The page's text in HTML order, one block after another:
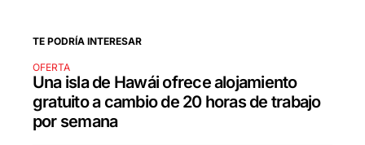
TE PODRÍA INTERESAR
OFERTA
Una isla de Hawái ofrece alojamiento
gratuito a cambio de 20 horas de trabajo
por semana